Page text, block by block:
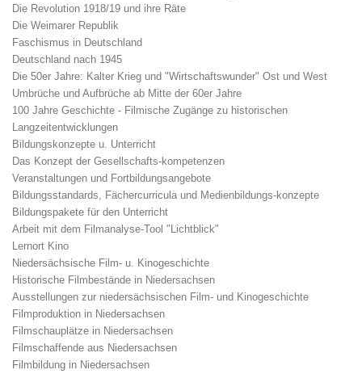
Die Revolution 1918/19 und ihre Räte
Die Weimarer Republik
Faschismus in Deutschland
Deutschland nach 1945
Die 50er Jahre: Kalter Krieg und "Wirtschaftswunder" Ost und West
Umbrüche und Aufbrüche ab Mitte der 60er Jahre
100 Jahre Geschichte - Filmische Zugänge zu historischen
Langzeitentwicklungen
Bildungskonzepte u. Unterricht
Das Konzept der Gesellschafts-kompetenzen
Veranstaltungen und Fortbildungsangebote
Bildungsstandards, Fächercurricula und Medienbildungs-konzepte
Bildungspakete für den Unterricht
Arbeit mit dem Filmanalyse-Tool "Lichtblick"
Lernort Kino
Niedersächsische Film- u. Kinogeschichte
Historische Filmbestände in Niedersachsen
Ausstellungen zur niedersächsischen Film- und Kinogeschichte
Filmproduktion in Niedersachsen
Filmschauplätze in Niedersachsen
Filmschaffende aus Niedersachsen
Filmbildung in Niedersachsen